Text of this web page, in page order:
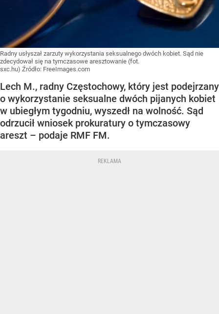
Radny usłyszał zarzuty wykorzystania seksualnego dwóch kobiet. Sąd nie
zdecydował się na tymczasowe aresztowanie (fot.
sxc.hu) Źródło: FreeImages.com
Lech M., radny Częstochowy, który jest podejrzany
o wykorzystanie seksualne dwóch pijanych kobiet
w ubiegłym tygodniu, wyszedł na wolność. Sąd
odrzucił wniosek prokuratury o tymczasowy
areszt – podaje RMF FM.